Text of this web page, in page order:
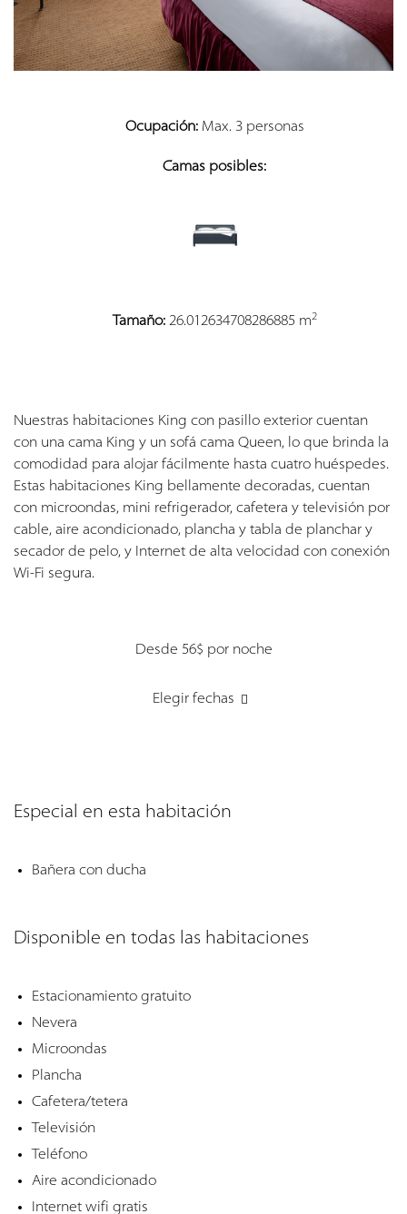
Ocupación:Max. 3 personas
Camas posibles:
Tamaño:26.012634708286885 m2
Nuestras habitaciones King con pasillo exterior cuentan
con una cama King y un sofá cama Queen, lo que brinda la
comodidad para alojar fácilmente hasta cuatro huéspedes.
Estas habitaciones King bellamente decoradas, cuentan
con microondas, mini refrigerador, cafetera y televisión por
cable, aire acondicionado, plancha y tabla de planchar y
secador de pelo, y Internet de alta velocidad con conexión
Wi-Fi segura.
Desde 56$ por noche
Elegir fechas
Especial en esta habitación
Bañera con ducha
Disponible en todas las habitaciones
Estacionamiento gratuito
Nevera
Microondas
Plancha
Cafetera/tetera
Televisión
Teléfono
Aire acondicionado
Internet wifi gratis